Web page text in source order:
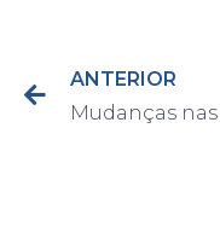
ANTERIOR